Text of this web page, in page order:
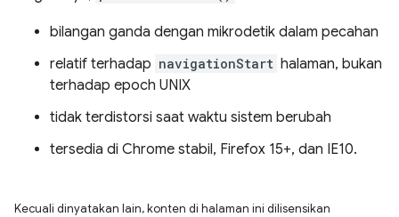
bilangan ganda dengan mikrodetik dalam pecahan
relatif terhadap navigationStart halaman, bukan
terhadap epoch UNIX
tidak terdistorsi saat waktu sistem berubah
tersedia di Chrome stabil, Firefox 15+, dan IE10.
Kecuali dinyatakan lain, konten di halaman ini dilisensikan